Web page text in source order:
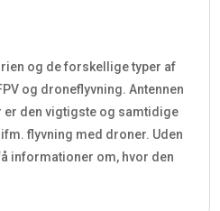
og de forskellige typer af
og droneflyvning. Antennen
er den vigtigste og samtidige
flyvning med droner. Uden
informationer om, hvor den